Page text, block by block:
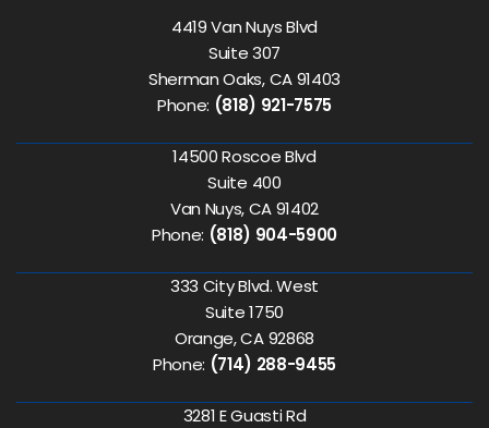
4419 Van Nuys Blvd
Suite 307
Sherman Oaks, CA 91403
Phone: (818) 921-7575
14500 Roscoe Blvd
Suite 400
Van Nuys, CA 91402
Phone: (818) 904-5900
333 City Blvd. West
Suite 1750
Orange, CA 92868
Phone: (714) 288-9455
3281 E Guasti Rd